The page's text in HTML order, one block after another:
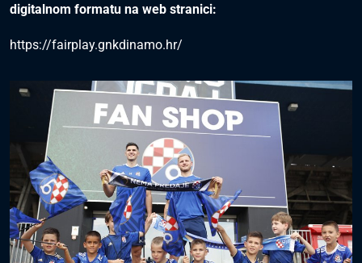
digitalnom formatu na web stranici:
https://fairplay.gnkdinamo.hr/